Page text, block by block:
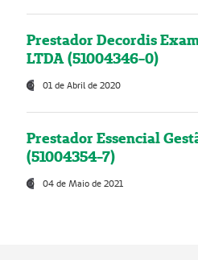
Prestador Decordis
LTDA (51004346-0)
01 de Abril de 2020
Prestador Essencial
(51004354-7)
04 de Maio de 2021